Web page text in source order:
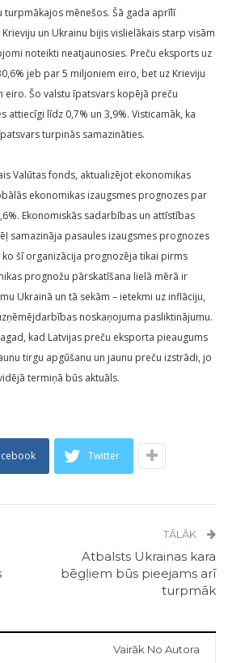
mēnešos. Šā gada aprīlī
un Ukrainu bijis vislielākais starp visām
noteikti neatjaunosies. Preču eksports uz
jeb par 5 miljoniem eiro, bet uz Krieviju
eiro. Šo valstu īpatsvars kopējā preču
attiecīgi līdz 0,7% un 3,9%. Visticamāk, ka
turpinās samazināties.
Valūtas fonds, aktualizējot ekonomikas
ekonomikas izaugsmes prognozes par
Ekonomiskās sadarbības un attīstības
samazināja pasaules izaugsmes prognozes
šī organizācija prognozēja tikai pirms
prognožu pārskatīšana lielā mērā ir
Ukrainā un tā sekām – ietekmi uz inflāciju,
noskaņojuma pasliktinājumu.
kad Latvijas preču eksporta pieaugums
tirgu apgūšanu un jaunu preču izstrādi, jo
termiņā būs aktuāls.
Twitter
TĀLĀK
Atbalsts Ukrainas kara
bēgļiem būs pieejams arī
turpmāk
Vairāk No Autora